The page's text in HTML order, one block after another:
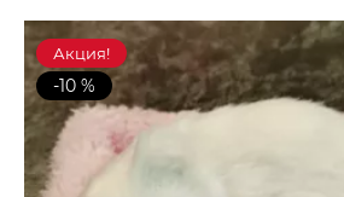
Акция!
-10 %